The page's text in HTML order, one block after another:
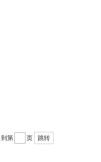
到第 页 跳转